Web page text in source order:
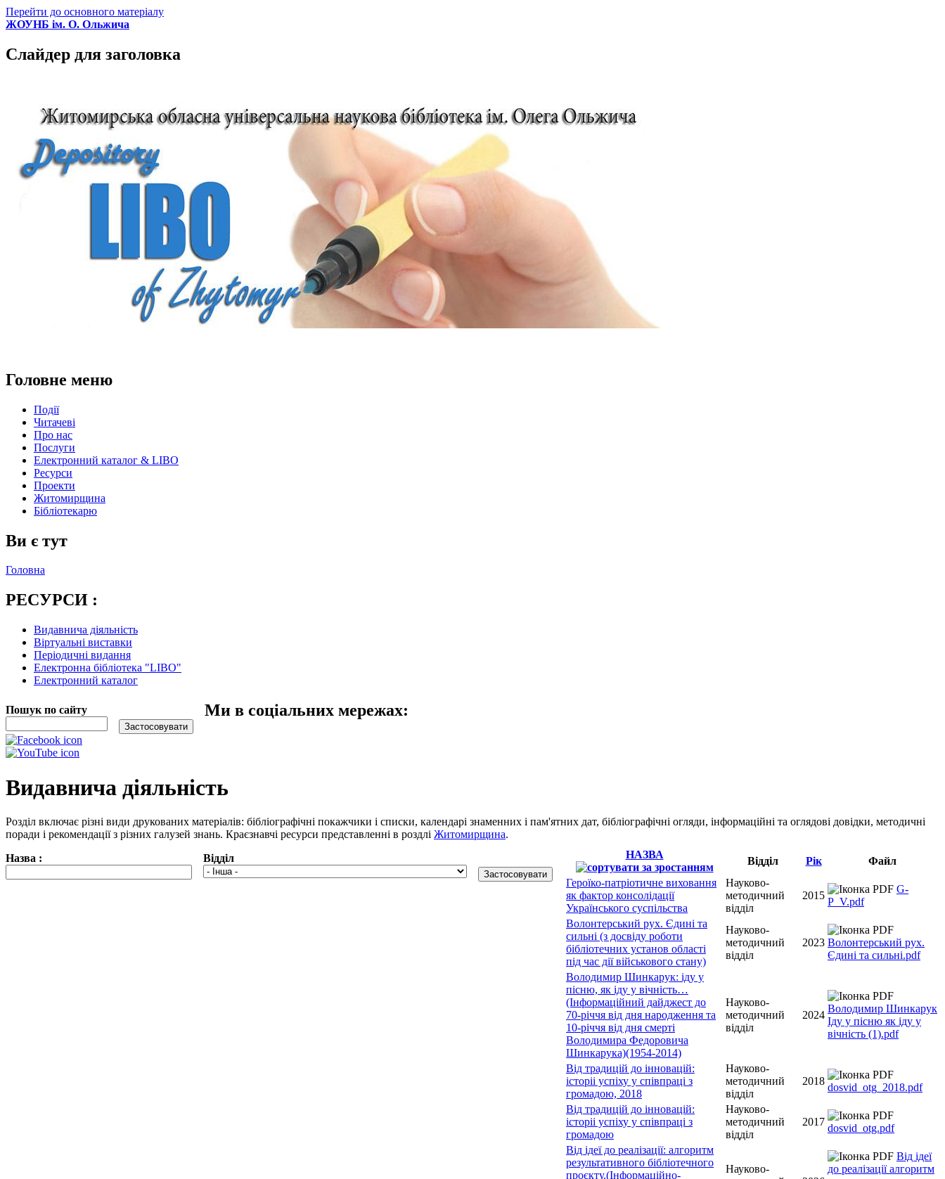
Перейти до основного матеріалу
ЖОУНБ ім. О. Ольжича
Слайдер для заголовка
Головне меню
Події
Читачеві
Про нас
Послуги
Електронний каталог & LIBO
Ресурси
Проекти
Житомирщина
Бібліотекарю
Ви є тут
Головна
РЕСУРСИ :
Видавнича діяльність
Віртуальні виставки
Періодичні видання
Електронна бібліотека "LIBO"
Електронний каталог
Пошук по сайту Ми в соціальних мережах:
Видавнича діяльність
Розділ включає різні види друкованих матеріалів: бібліографічні покажчики і списки, календарі знаменних і пам'ятних дат, бібліографічні огляди, інформаційні та оглядові довідки, методичні
поради і рекомендації з різних галузей знань. Краєзнавчі ресурси представленні в роздлі Житомирщина.
Назва :
Відділ НАЗВА
Відділ Рік
Файл
Героїко-патріотичне виховання
як фактор консолідації
Українського суспільства
Науково-
методичний
відділ
2015
G-
P_V.pdf
Волонтерський рух. Єдині та
сильні (з досвіду роботи
бібліотечних установ області
під час дії військового стану)
Науково-
методичний
відділ
2023 Волонтерський рух.
Єдині та сильні.pdf
Володимир Шинкарук: іду у
пісню, як іду у вічність…
(Інформаційний дайджест до
70-річчя від дня народження та
10-річчя від дня смерті
Володимира Федоровича
Шинкарука)(1954-2014)
Науково-
методичний
відділ
2024
Володимир Шинкарук
Іду у пісню як іду у
вічність (1).pdf
Від традицій до інновацій:
історіі успіху у співпраці з
громадою, 2018
Науково-
методичний
відділ
2018
dosvid_otg_2018.pdf
Від традицій до інновацій:
історіі успіху у співпраці з
громадою
Науково-
методичний
відділ
2017
dosvid_otg.pdf
Від ідеї до реалізації: алгоритм
результативного бібліотечного
проєкту.(Інформаційно-
Науково-
Від ідеї
до реалізації алгоритм